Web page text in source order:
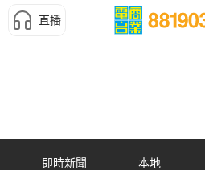
直播
即時新聞 本地